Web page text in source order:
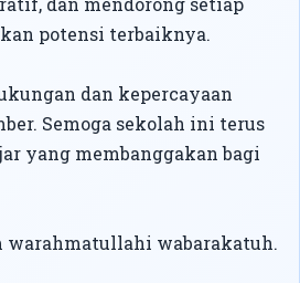
potensi terbaiknya.
dan kepercayaan
Semoga sekolah ini terus
yang membanggakan bagi
warahmatullahi wabarakatuh.